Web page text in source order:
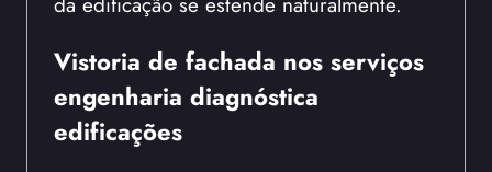
Vistoria de fachada nos serviços
engenharia diagnóstica
edificações